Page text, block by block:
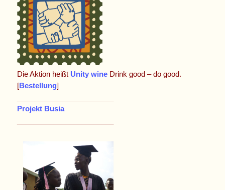
Die Aktion heißt Unity wine Drink good – do good.
[Bestellung]
Projekt Busia